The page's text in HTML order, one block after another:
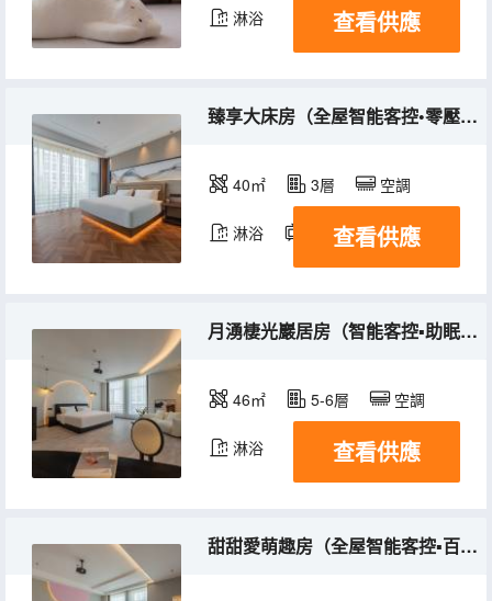
淋浴 查看供應
臻享大床房（全屋智能客控•零壓床墊•65寸投屏電視）
40㎡ 3層 空調
淋浴 電視機
查看供應
月湧棲光巖居房（智能客控▪助眠床墊▪百寸投屏幕布）
46㎡ 5-6層 空調
淋浴 查看供應
甜甜愛萌趣房（全屋智能客控▪百寸投影▪助眠床墊）